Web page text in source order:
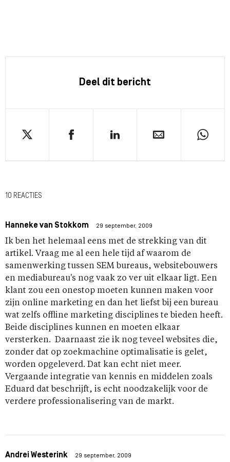
Deel dit bericht
10 REACTIES
Hanneke van Stokkom 29 september, 2009
Ik ben het helemaal eens met de strekking van dit
artikel. Vraag me al een hele tijd af waarom de
samenwerking tussen SEM bureaus, websitebouwers
en mediabureau's nog vaak zo ver uit elkaar ligt. Een
klant zou een onestop moeten kunnen maken voor
zijn online marketing en dan het liefst bij een bureau
wat zelfs offline marketing disciplines te bieden heeft.
Beide disciplines kunnen en moeten elkaar
versterken. Daarnaast zie ik nog teveel websites die,
zonder dat op zoekmachine optimalisatie is gelet,
worden opgeleverd. Dat kan echt niet meer.
Vergaande integratie van kennis en middelen zoals
Eduard dat beschrijft, is echt noodzakelijk voor de
verdere professionalisering van de markt.
Andrei Westerink 29 september, 2009